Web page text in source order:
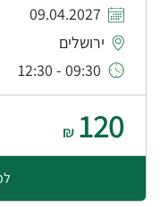
09.04.2027
ירושלים
09:30 - 12:30
120
₪